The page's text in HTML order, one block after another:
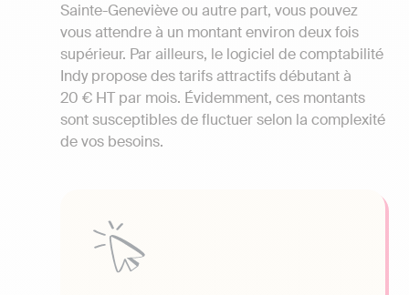
Sainte-Geneviève ou autre part, vous pouvez
vous attendre à un montant environ deux fois
supérieur. Par ailleurs, le logiciel de comptabilité
Indy propose des tarifs attractifs débutant à
20 € HT par mois. Évidemment, ces montants
sont susceptibles de fluctuer selon la complexité
de vos besoins.